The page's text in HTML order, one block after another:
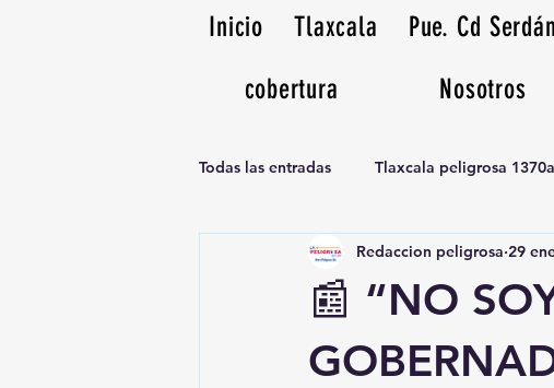
Inicio Tlaxcala Pue. Cd Serdán
cobertura
Nosotros
Todas las entradas Tlaxcala peligrosa
Noticias Musicales radio 1370am
📰 “NO
Redaccion peligrosa 29